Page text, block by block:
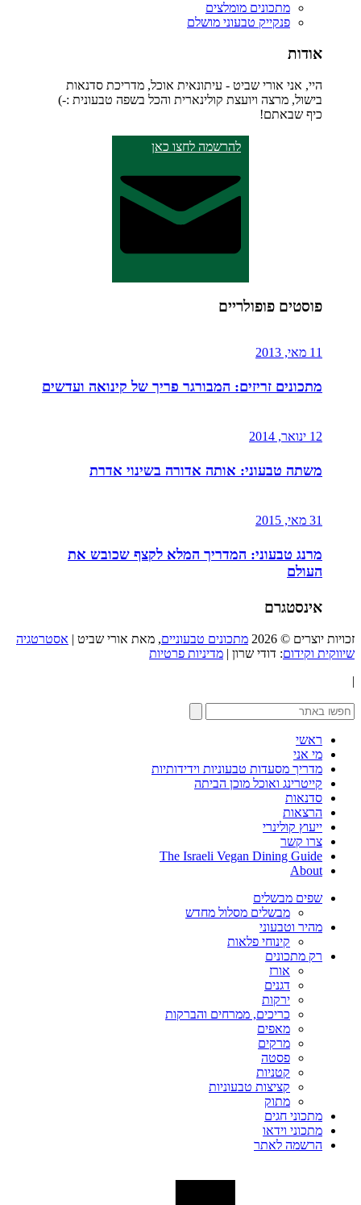
מתכונים מומלצים
פנקייק טבעוני מושלם
אודות
היי, אני אורי שביט - עיתונאית אוכל, מדריכת סדנאות
בישול, מרצה ויועצת קולינארית והכל בשפה טבעונית :-)
כיף שבאתם!
להרשמה לחצו כאן
פוסטים פופולריים
11 מאי, 2013
מתכונים זריזים: המבורגר פריך של קינואה ועדשים
12 ינואר, 2014
משתה טבעוני: אותה אדורה בשינוי אדרת
31 מאי, 2015
מרנג טבעוני: המדריך המלא לקצף שכובש את
העולם
אינסטגרם
זכויות יוצרים © 2026 מתכונים טבעוניים, מאת אורי שביט | אסטרטגיה
שיווקית וקידום: דודי שרון | מדיניות פרטיות
|
ראשי
מי אני
מדריך מסעדות טבעוניות וידידותיות
קייטרינג ואוכל מוכן הביתה
סדנאות
הרצאות
ייעוץ קולינרי
צרו קשר
The Israeli Vegan Dining Guide
About
שפים מבשלים
מבשלים מסלול מחדש
מהיר וטבעוני
קינוחי פלאות
רק מתכונים
אורז
דגנים
ירקות
כריכים, ממרחים והברקות
מאפים
מרקים
פסטה
קטניות
קציצות טבעוניות
מתוק
מתכוני חגים
מתכוני וידאו
הרשמה לאתר